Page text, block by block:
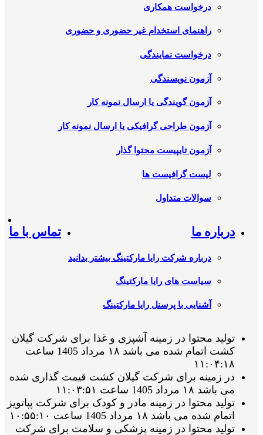
درخواست همکاری
راهنمای استخدام غیر حضوری و حضوری
درخواست نمایندگی
آزمون نویسندگی
آزمون گویندگی یا ارسال نمونه کار
آزمون طراحی گرافیکی یا ارسال نمونه کار
آزمون تایپیست محتوا گذار
لیست گرافیست ها
سوالات متداول
درباره ما
درباره شرکت رایا مارکتینگ بیشتر بدانید
سیاست های رایا مارکتینگ
آشنایی با پرسنل رایا مارکتینگ
تماس با ما
تولید محتوا در زمینه آشپزی و غذا برای شرکت گیلان
کشت اتمام شده می باشد ۱۸ مرداد 1405 ساعت
۱۱:۰۴:۱۸
در زمینه برای شرکت گیلان کشت قیمت گذاری شده
می باشد ۱۸ مرداد 1405 ساعت ۱۱:۰۳:۵۱
تولید محتوا در زمینه مادر و کودک برای شرکت پپاتویز
اتمام شده می باشد ۱۸ مرداد 1405 ساعت ۱۰:۵۵:۱۰
تولید محتوا در زمینه پزشکی و سلامت برای شرکت